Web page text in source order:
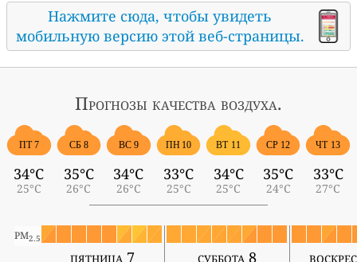
Нажмите сюда, чтобы увидеть
мобильную версию этой веб-страницы.
Прогнозы качества воздуха.
ПТ 7
34°C
25°C
СБ 8
35°C
26°C
ВС 9
34°C
26°C
ПН 10
33°C
25°C
ВТ 11
34°C
25°C
СР 12
35°C
24°C
ЧТ 13
33°C
27°C
PM2.5
пятница 7 суббота 8